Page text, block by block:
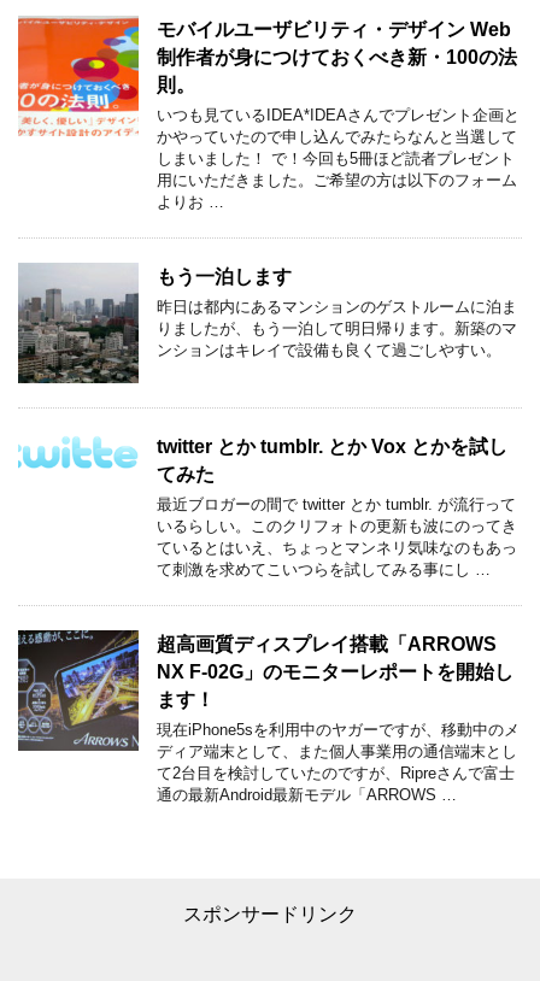
モバイルユーザビリティ・デザイン Web
制作者が身につけておくべき新・100の法
則。
いつも見ているIDEA*IDEAさんでプレゼント企画と
かやっていたので申し込んでみたらなんと当選して
しまいました！ で！今回も5冊ほど読者プレゼント
用にいただきました。ご希望の方は以下のフォーム
よりお …
もう一泊します
昨日は都内にあるマンションのゲストルームに泊ま
りましたが、もう一泊して明日帰ります。新築のマ
ンションはキレイで設備も良くて過ごしやすい。
twitter とか tumblr. とか Vox とかを試し
てみた
最近ブロガーの間で twitter とか tumblr. が流行って
いるらしい。このクリフォトの更新も波にのってき
ているとはいえ、ちょっとマンネリ気味なのもあっ
て刺激を求めてこいつらを試してみる事にし …
超高画質ディスプレイ搭載「ARROWS
NX F-02G」のモニターレポートを開始し
ます！
現在iPhone5sを利用中のヤガーですが、移動中のメ
ディア端末として、また個人事業用の通信端末とし
て2台目を検討していたのですが、Ripreさんで富士
通の最新Android最新モデル「ARROWS …
スポンサードリンク